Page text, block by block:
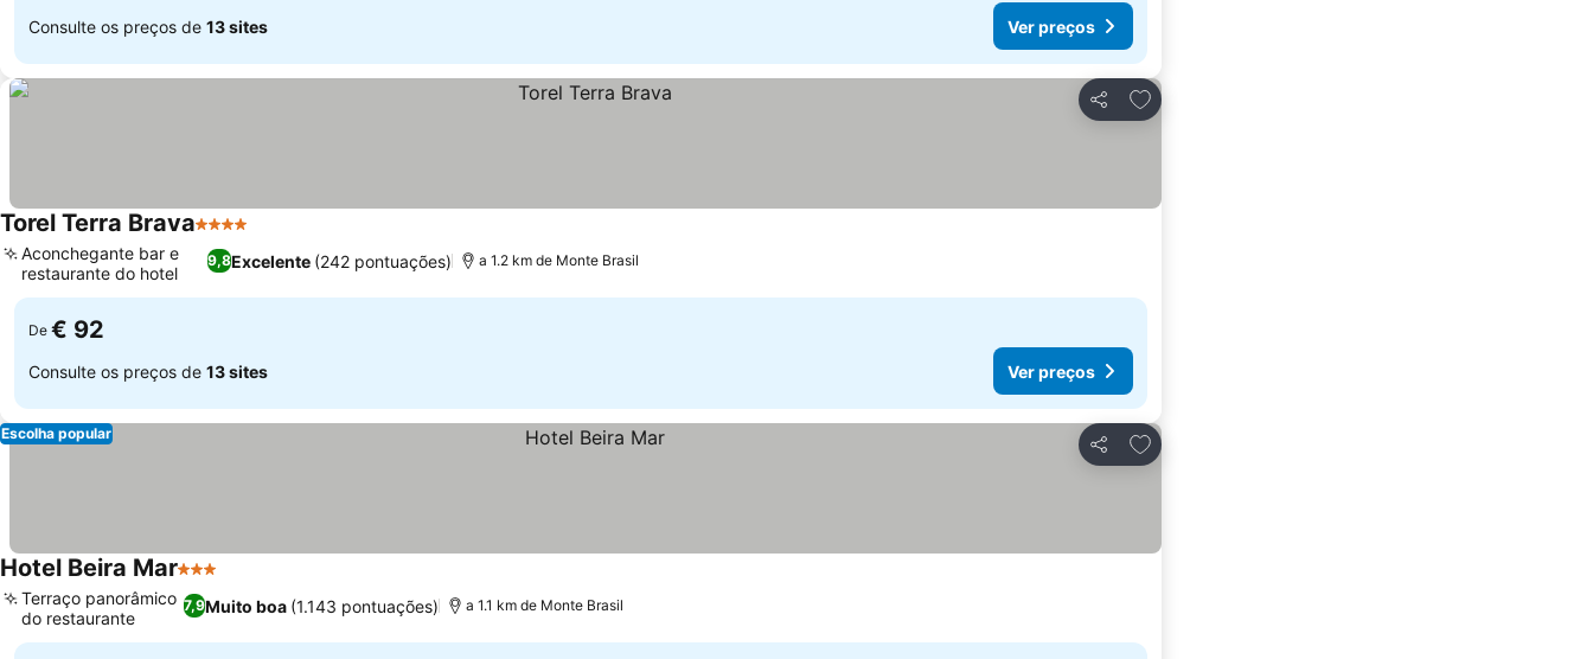
Consulte os preços de 13 sites Ver preços
Partilhar
Adicionar aos favoritos
Torel Terra Brava4 Estrelas
9,8Excelente (242 pontuações)
Aconchegante bar e
restaurante do hotel
a 1.2 km de Monte Brasil
De € 92
Consulte os preços de 13 sites Ver preços
Partilhar
Adicionar aos favoritos
Escolha popular
Hotel Beira Mar3 Estrelas
7,9Muito boa (1.143 pontuações)
Terraço panorâmico
do restaurante
a 1.1 km de Monte Brasil